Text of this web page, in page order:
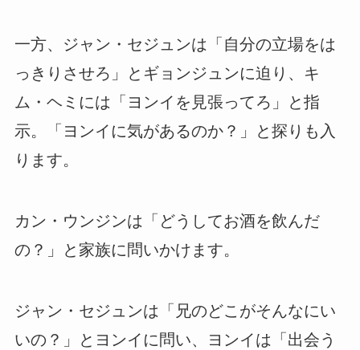
一方、ジャン・セジュンは「自分の立場をは
っきりさせろ」とギョンジュンに迫り、キ
ム・ヘミには「ヨンイを見張ってろ」と指
示。「ヨンイに気があるのか？」と探りも入
ります。
カン・ウンジンは「どうしてお酒を飲んだ
の？」と家族に問いかけます。
ジャン・セジュンは「兄のどこがそんなにい
いの？」とヨンイに問い、ヨンイは「出会う